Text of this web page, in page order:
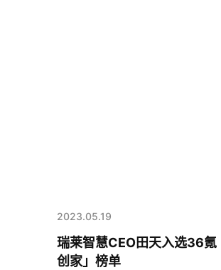
2023.05.19
瑞莱智慧CEO田天入选36
创家」榜单